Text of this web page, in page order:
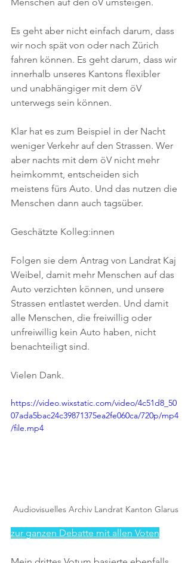
Es geht aber nicht einfach darum, dass
wir noch spät von oder nach Zürich
fahren können. Es geht darum, dass wir
innerhalb unseres Kantons flexibler
und unabhängiger mit dem öV
unterwegs sein können.
Klar hat es zum Beispiel in der Nacht
weniger Verkehr auf den Strassen. Wer
aber nachts mit dem öV nicht mehr
heimkommt, entscheiden sich
meistens fürs Auto. Und das nutzen die
Menschen dann auch tagsüber.
Geschätzte Kolleg:innen
Folgen sie dem Antrag von Landrat Kaj
Weibel, damit mehr Menschen auf das
Auto verzichten können, und unsere
Strassen entlastet werden. Und damit
alle Menschen, die freiwillig oder
unfreiwillig kein Auto haben, nicht
benachteiligt sind.
Vielen Dank.
https://video.wixstatic.com/video/4c51d8_50
07ada5bac24c39871375ea2fe060ca/720p/mp4
/file.mp4
Audiovisuelles Archiv Landrat Kanton Glarus
zur ganzen Debatte mit allen Voten